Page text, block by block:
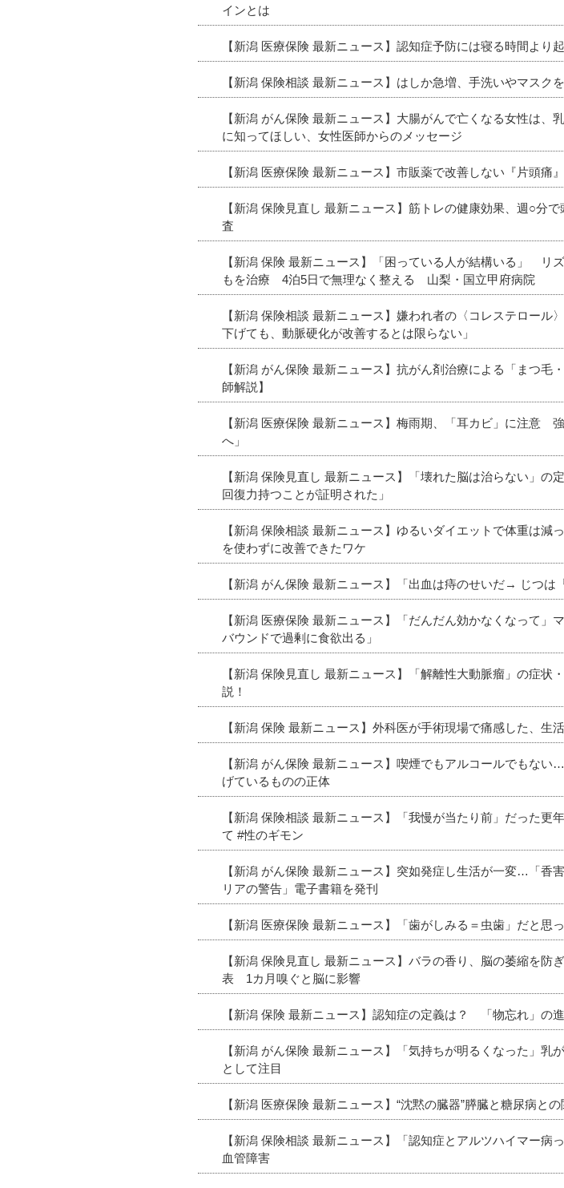
インとは
【新潟 医療保険 最新ニュース】認知症予防には寝る時間よ
【新潟 保険相談 最新ニュース】はしか急増、手洗いやマス
【新潟 がん保険 最新ニュース】大腸がんで亡くなる女性は
に知ってほしい、女性医師からのメッセージ
【新潟 医療保険 最新ニュース】市販薬で改善しない『片頭痛
【新潟 保険見直し 最新ニュース】筋トレの健康効果、週○
査
【新潟 保険 最新ニュース】「困っている人が結構いる」
もを治療 4泊5日で無理なく整える 山梨・国立甲府病院
【新潟 保険相談 最新ニュース】嫌われ者の〈コレステロー
下げても、動脈硬化が改善するとは限らない」
【新潟 がん保険 最新ニュース】抗がん剤治療による「まつ
師解説】
【新潟 医療保険 最新ニュース】梅雨期、「耳カビ」に注意
へ」
【新潟 保険見直し 最新ニュース】「壊れた脳は治らない」
回復力持つことが証明された」
【新潟 保険相談 最新ニュース】ゆるいダイエットで体重は
を使わずに改善できたワケ
【新潟 がん保険 最新ニュース】「出血は痔のせいだ→ じつ
【新潟 医療保険 最新ニュース】「だんだん効かなくなって」
バウンドで過剰に食欲出る」
【新潟 保険見直し 最新ニュース】「解離性大動脈瘤」の症
説！
【新潟 保険 最新ニュース】外科医が手術現場で痛感した、生
【新潟 がん保険 最新ニュース】喫煙でもアルコールでもな
げているものの正体
【新潟 保険相談 最新ニュース】「我慢が当たり前」だった
て #性のギモン
【新潟 がん保険 最新ニュース】突如発症し生活が一変…「
リアの警告」電子書籍を発刊
【新潟 医療保険 最新ニュース】「歯がしみる＝虫歯」だと
【新潟 保険見直し 最新ニュース】バラの香り、脳の萎縮を
表 1カ月嗅ぐと脳に影響
【新潟 保険 最新ニュース】認知症の定義は？ 「物忘れ」の
【新潟 がん保険 最新ニュース】「気持ちが明るくなった」
として注目
【新潟 医療保険 最新ニュース】“沈黙の臓器”膵臓と糖尿病
【新潟 保険相談 最新ニュース】「認知症とアルツハイマー病
血管障害